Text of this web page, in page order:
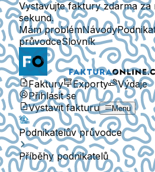
Vystavujte faktury zdarma za
sekund.
Mám problémNávody
průvodceSlovník
Faktury Exporty
Výdaje
Přihlásit se
Vystavit fakturu
Menu
Podnikatelův průvodce
Příběhy podnikatelů